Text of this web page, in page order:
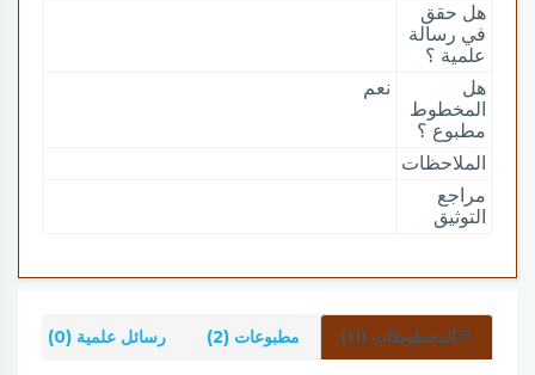
هل حقق
في رسالة
علمية ؟
هل
المخطوط
مطبوع ؟
نعم
الملاحظات
مراجع
التوثيق
المخطوطات (11) مطبوعات (2) رسائل علمية (0)